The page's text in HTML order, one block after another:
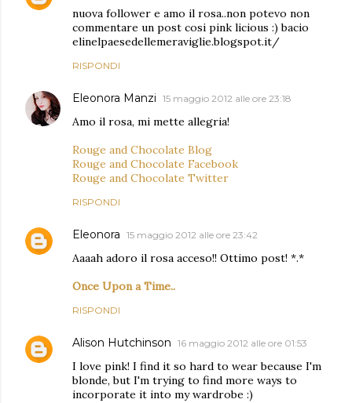
nuova follower e amo il rosa..non potevo non
commentare un post cosi pink licious :) bacio
elinelpaesedellemeraviglie.blogspot.it/
RISPONDI
Eleonora Manzi 15 maggio 2012 alle ore 23:18
Amo il rosa, mi mette allegria!
Rouge and Chocolate Blog
Rouge and Chocolate Facebook
Rouge and Chocolate Twitter
RISPONDI
Eleonora 15 maggio 2012 alle ore 23:42
Aaaah adoro il rosa acceso!! Ottimo post! *.*
Once Upon a Time..
RISPONDI
Alison Hutchinson 16 maggio 2012 alle ore 01:53
I love pink! I find it so hard to wear because I'm
blonde, but I'm trying to find more ways to
incorporate it into my wardrobe :)